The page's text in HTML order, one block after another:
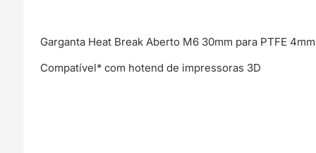
)
AIMSOAR
Garganta Heat Break Aberto M6 30mm para PTFE
Compatível* com hotend de impressoras 3D